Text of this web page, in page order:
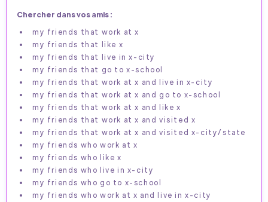
Chercher dans vos amis :
my friends that work at x
my friends that like x
my friends that live in x-city
my friends that go to x-school
my friends that work at x and live in x-city
my friends that work at x and go to x-school
my friends that work at x and like x
my friends that work at x and visited x
my friends that work at x and visited x-city/state
my friends who work at x
my friends who like x
my friends who live in x-city
my friends who go to x-school
my friends who work at x and live in x-city